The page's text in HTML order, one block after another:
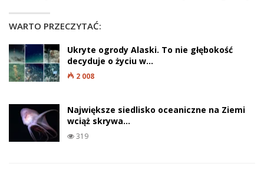
WARTO PRZECZYTAĆ:
Ukryte ogrody Alaski. To nie głębokość
decyduje o życiu w…
2 008
Największe siedlisko oceaniczne na Ziemi
wciąż skrywa…
319